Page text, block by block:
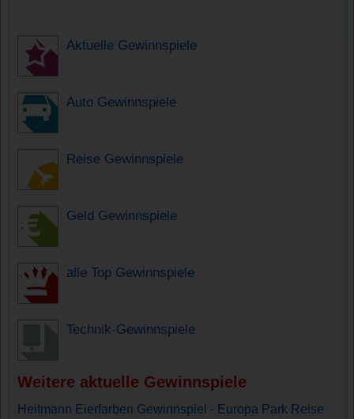
Aktuelle Gewinnspiele
Auto Gewinnspiele
Reise Gewinnspiele
Geld Gewinnspiele
alle Top Gewinnspiele
Technik-Gewinnspiele
Weitere aktuelle Gewinnspiele
Heitmann Eierfarben Gewinnspiel - Europa Park Reise